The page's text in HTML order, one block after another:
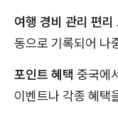
여행 경비 관리 편리
동으로 기록되어 나
포인트 혜택 중국에
이벤트나 각종 혜택